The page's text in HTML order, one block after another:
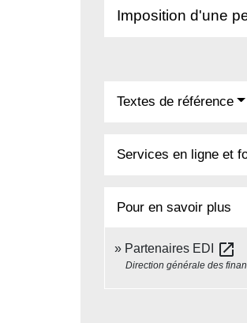
Imposition d'une
Textes de référence
Services en ligne et
Pour en savoir plus
Partenaires EDI open_in_new
Direction générale des